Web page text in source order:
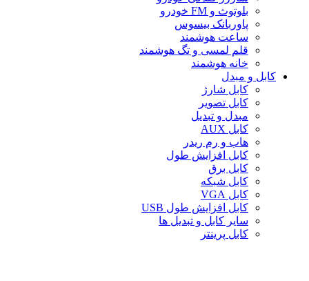
بلوتوث و FM خودرو
پاوربانک بیسوس
ساعت هوشمند
قلم لمسی و تگ هوشمند
خانه هوشمند
کابل و مبدل
کابل شارژ
کابل تصویر
مبدل و تبدیل
کابل AUX
هاب و رم ریدر
کابل افزایش طول
کابل برق
کابل شبکه
کابل VGA
کابل افزایش طول USB
سایر کابل و تبدیل ها
کابل پرینتر